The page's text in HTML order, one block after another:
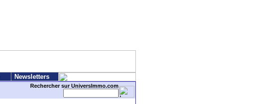
Newsletters
Rechercher sur UniversImmo.com